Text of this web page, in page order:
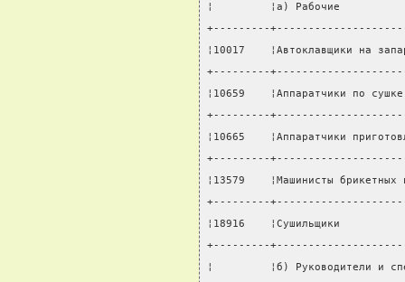
¦         ¦а) Рабочие
+---------
¦10017    ¦Автоклавщики
+---------
¦10659    ¦Аппаратчики
+---------
¦10665    ¦Аппаратчики
+---------
¦13579    ¦Машинисты
+---------
¦18916    ¦Сушильщики
+---------
¦         ¦б) Руководители